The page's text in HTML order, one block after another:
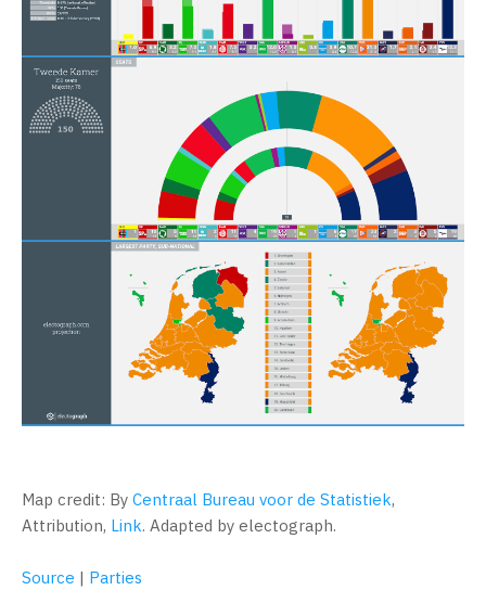
Map credit: By Centraal Bureau voor de Statistiek,
Attribution, Link. Adapted by electograph.
Source | Parties